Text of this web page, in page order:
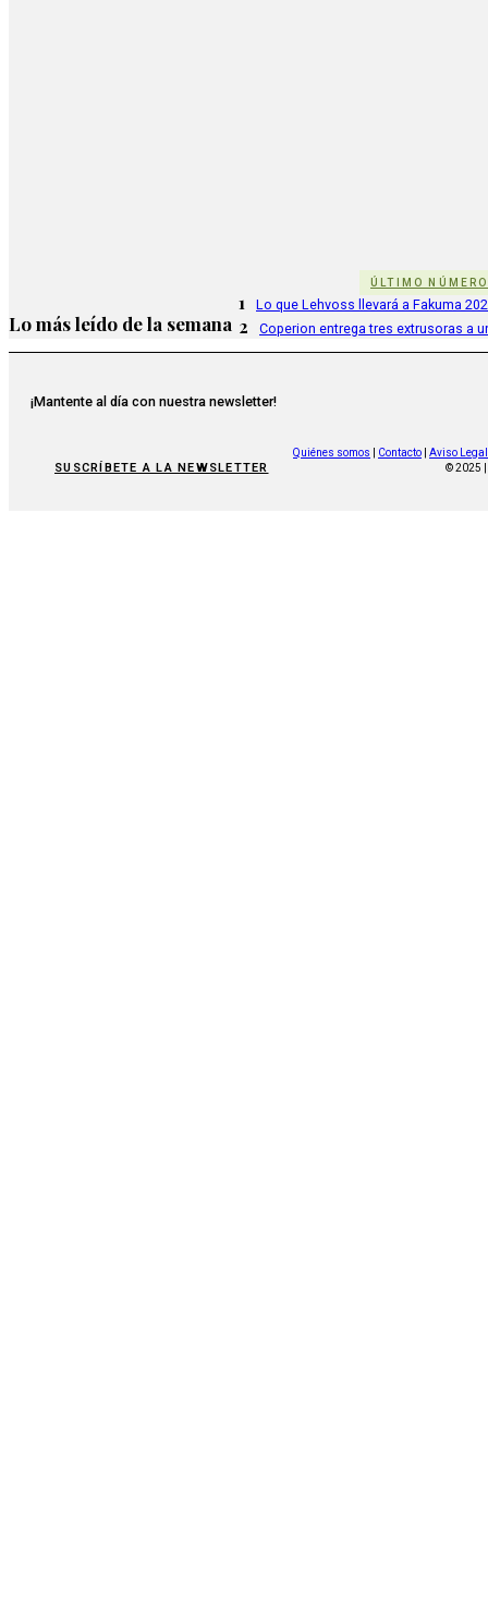
ÚLTIMO NÚMERO
Lo más leído de la semana
1 Lo que Lehvoss llevará a Fakuma
2 Coperion entrega tres extrusoras a
¡Mantente al día con nuestra newsletter!
SUSCRÍBETE A LA NEWSLETTER
Quiénes somos Contacto
Aviso Legal
© 2025